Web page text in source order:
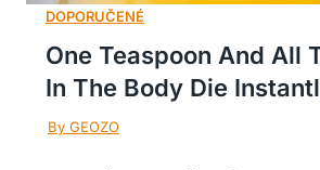
One Teaspoon And All
In The Body Die